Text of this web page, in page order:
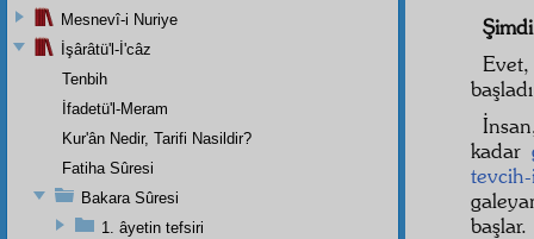
kadar
Mesnevî-i Nuriye
İşârâtü'l-İ'câz
Tenbih
İfadetü'l-Meram
Kur'ân Nedir, Tarifi Nasildir?
Fatiha Sûresi
Bakara Sûresi
1. âyetin tefsiri